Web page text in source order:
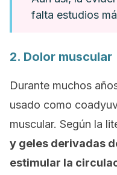
falta estudios
2. Dolor muscular
Durante muchos
usado como
muscular. Según la
y geles derivadas
estimular la